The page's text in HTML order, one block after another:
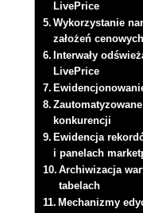
LivePrice
Wykorzystanie
założeń cenowych
Interwały
LivePrice
konkurencji
Ewidencja
i panelach
Archiwizacja
tabelach
Mechanizmy